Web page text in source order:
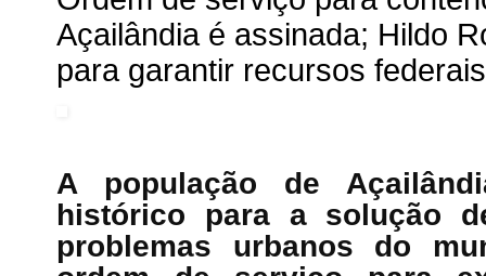
Açailândia é assinada; Hildo
para garantir recursos federais
A população de
histórico para a solução
problemas urbanos do